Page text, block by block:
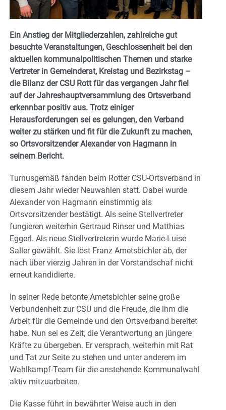
Ein Anstieg der Mitgliederzahlen, zahlreiche gut
besuchte Veranstaltungen, Geschlossenheit bei den
aktuellen kommunalpolitischen Themen und starke
Vertreter in Gemeinderat, Kreistag und Bezirkstag –
die Bilanz der CSU Rott für das vergangen Jahr fiel
auf der Jahreshauptversammlung des Ortsverband
erkennbar positiv aus. Trotz einiger
Herausforderungen sei es gelungen, den Verband
weiter zu stärken und fit für die Zukunft zu machen,
so Ortsvorsitzender Alexander von Hagmann in
seinem Bericht.
Turnusgemäß fanden beim Rotter CSU-Ortsverband in
diesem Jahr wieder Neuwahlen statt. Dabei wurde
Alexander von Hagmann einstimmig als
Ortsvorsitzender bestätigt. Als seine Stellvertreter
fungieren weiterhin Gertraud Rinser und Matthias
Eggerl. Als neue Stellvertreterin wurde Marie-Luise
Saller gewählt. Sie löst Franz Ametsbichler ab, der
nach über vierzig Jahren in der Vorstandschaf nicht
erneut kandidierte.
In seiner Rede betonte Ametsbichler seine große
Verbundenheit zur CSU und die Freude, die ihm die
Arbeit für die Gemeinde und den Ortsverband bereitet
habe. Nun sei es Zeit, die Verantwortung an jüngere
Kräfte zu übergeben. Er versprach, weiterhin mit Rat
und Tat zur Seite zu stehen und unter anderem im
Wahlkampf-Team für die anstehende Kommunalwahl
aktiv mitzuarbeiten.
Die Kasse führt in bewährter Weise auch in den